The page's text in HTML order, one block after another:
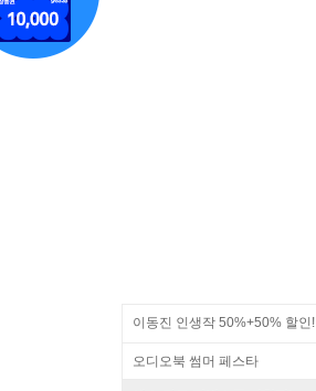
이동진 인생작 50%+50% 할인!
오디오북 썸머 페스타